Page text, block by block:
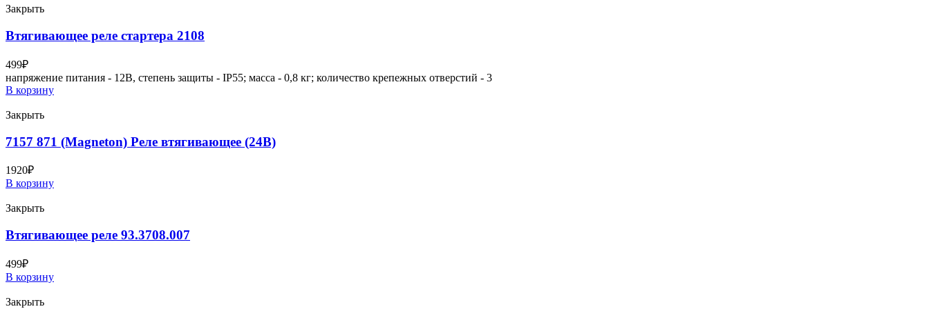
Закрыть
Втягивающее реле стартера 2108
499₽
напряжение питания - 12В, степень защиты - IP55; масса - 0,8 кг; количество крепежных отверстий - 3
В корзину
Закрыть
7157 871 (Magneton) Реле втягивающее (24В)
1920₽
В корзину
Закрыть
Втягивающее реле 93.3708.007
499₽
В корзину
Закрыть